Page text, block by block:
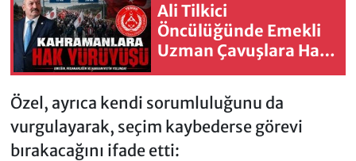
Ali Tilkici
Öncülüğünde Emekli
Uzman Çavuşlara Hak
Yürüyüşü
Özel, ayrıca kendi sorumluluğunu da
vurgulayarak, seçim kaybederse görevi
bırakacağını ifade etti: